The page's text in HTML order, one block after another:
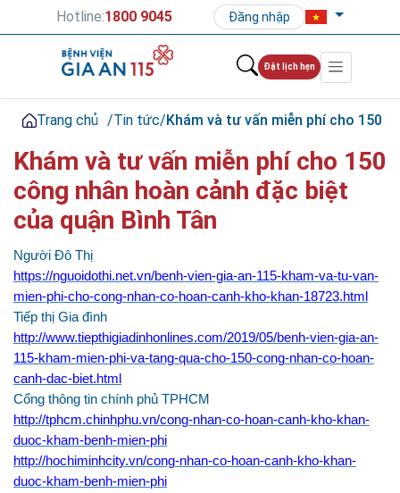
Hotline:1800 9045 Đăng nhập
Đặt lịch hẹn
Trang chủ /Tin tức/Khám và tư vấn miễn phí cho 150
Khám và tư vấn miễn phí cho 150
công nhân hoàn cảnh đặc biệt
của quận Bình Tân
Người Đô Thị
https://nguoidothi.net.vn/benh-vien-gia-an-115-kham-va-tu-van-
mien-phi-cho-cong-nhan-co-hoan-canh-kho-khan-18723.html
Tiếp thị Gia đình
http://www.tiepthigiadinhonlines.com/2019/05/benh-vien-gia-an-
115-kham-mien-phi-va-tang-qua-cho-150-cong-nhan-co-hoan-
canh-dac-biet.html
Cổng thông tin chính phủ TPHCM
http://tphcm.chinhphu.vn/cong-nhan-co-hoan-canh-kho-khan-
duoc-kham-benh-mien-phi
http://hochiminhcity.vn/cong-nhan-co-hoan-canh-kho-khan-
duoc-kham-benh-mien-phi